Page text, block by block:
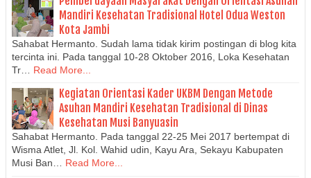
Mandiri Kesehatan Tradisional Hotel Odua Weston
Kota Jambi
Sahabat Hermanto. Sudah lama tidak kirim postingan di blog kita
tercinta ini. Pada tanggal 10-28 Oktober 2016, Loka Kesehatan
Tr…
Read More...
Kegiatan Orientasi Kader UKBM Dengan Metode
Asuhan Mandiri Kesehatan Tradisional di Dinas
Kesehatan Musi Banyuasin
Sahabat Hermanto. Pada tanggal 22-25 Mei 2017 bertempat di
Wisma Atlet, Jl. Kol. Wahid udin, Kayu Ara, Sekayu Kabupaten
Musi Ban…
Read More...